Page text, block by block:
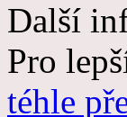
Další
Pro
téhle